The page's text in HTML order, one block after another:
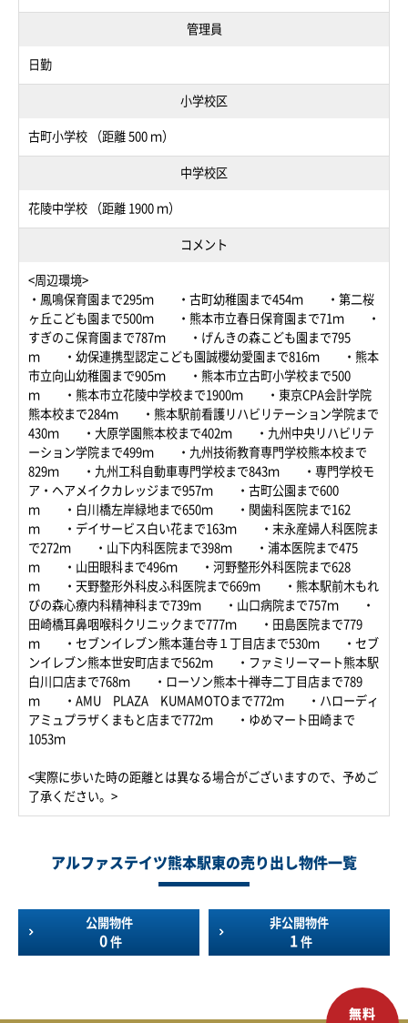
管理員
日勤
小学校区
古町小学校 （距離 500 ｍ）
中学校区
花陵中学校 （距離 1900 ｍ）
コメント
<周辺環境>
・鳳鳴保育園まで295ｍ ・古町幼稚園まで454ｍ ・第二桜
ヶ丘こども園まで500ｍ ・熊本市立春日保育園まで71ｍ ・
すぎのこ保育園まで787ｍ ・げんきの森こども園まで795
ｍ ・幼保連携型認定こども園誠櫻幼愛園まで816ｍ ・熊本
市立向山幼稚園まで905ｍ ・熊本市立古町小学校まで500
ｍ ・熊本市立花陵中学校まで1900ｍ ・東京CPA会計学院
熊本校まで284ｍ ・熊本駅前看護リハビリテーション学院まで
430ｍ ・大原学園熊本校まで402ｍ ・九州中央リハビリテ
ーション学院まで499ｍ ・九州技術教育専門学校熊本校まで
829ｍ ・九州工科自動車専門学校まで843ｍ ・専門学校モ
ア・ヘアメイクカレッジまで957ｍ ・古町公園まで600
ｍ ・白川橋左岸緑地まで650ｍ ・関歯科医院まで162
ｍ ・デイサービス白い花まで163ｍ ・末永産婦人科医院ま
で272ｍ ・山下内科医院まで398ｍ ・浦本医院まで475
ｍ ・山田眼科まで496ｍ ・河野整形外科医院まで628
ｍ ・天野整形外科皮ふ科医院まで669ｍ ・熊本駅前木もれ
びの森心療内科精神科まで739ｍ ・山口病院まで757ｍ ・
田崎橋耳鼻咽喉科クリニックまで777ｍ ・田島医院まで779
ｍ ・セブンイレブン熊本蓮台寺１丁目店まで530ｍ ・セブ
ンイレブン熊本世安町店まで562ｍ ・ファミリーマート熊本駅
白川口店まで768ｍ ・ローソン熊本十禅寺二丁目店まで789
ｍ ・AMU PLAZA KUMAMOTOまで772ｍ ・ハローディ
アミュプラザくまもと店まで772ｍ ・ゆめマート田崎まで
1053ｍ
<実際に歩いた時の距離とは異なる場合がございますので、予めご
了承ください。>
アルファステイツ熊本駅東の売り出し物件一覧
公開物件
0 件
非公開物件
1 件